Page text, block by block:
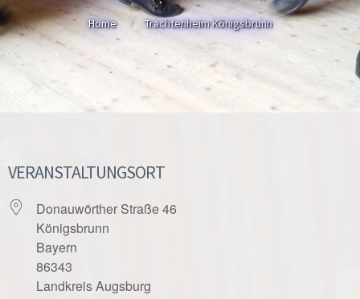
Home Trachtenheim Königsbrunn
VERANSTALTUNGSORT
Donauwörther Straße 46
Königsbrunn
Bayern
86343
Landkreis Augsburg